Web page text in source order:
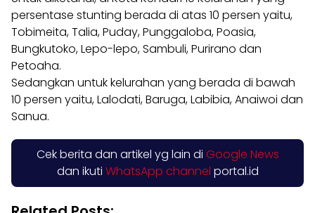
persentase stunting berada di atas 10 persen yaitu,
Tobimeita, Talia, Puday, Punggaloba, Poasia,
Bungkutoko, Lepo-lepo, Sambuli, Purirano dan
Petoaha.
Sedangkan untuk kelurahan yang berada di bawah
10 persen yaitu, Lalodati, Baruga, Labibia, Anaiwoi dan
Sanua.
Cek berita dan artikel yg lain di Google News
dan ikuti WhatsApp channel portal.id